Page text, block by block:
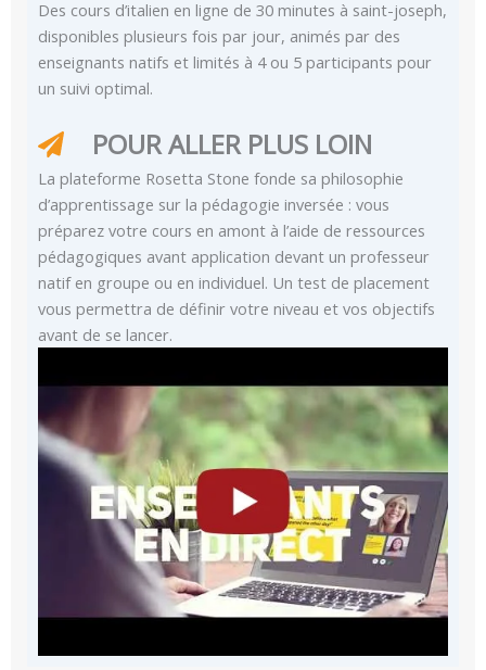
Des cours d’italien en ligne de 30 minutes à saint-joseph,
disponibles plusieurs fois par jour, animés par des
enseignants natifs et limités à 4 ou 5 participants pour
un suivi optimal.
POUR ALLER PLUS LOIN
La plateforme Rosetta Stone fonde sa philosophie
d’apprentissage sur la pédagogie inversée : vous
préparez votre cours en amont à l’aide de ressources
pédagogiques avant application devant un professeur
natif en groupe ou en individuel. Un test de placement
vous permettra de définir votre niveau et vos objectifs
avant de se lancer.